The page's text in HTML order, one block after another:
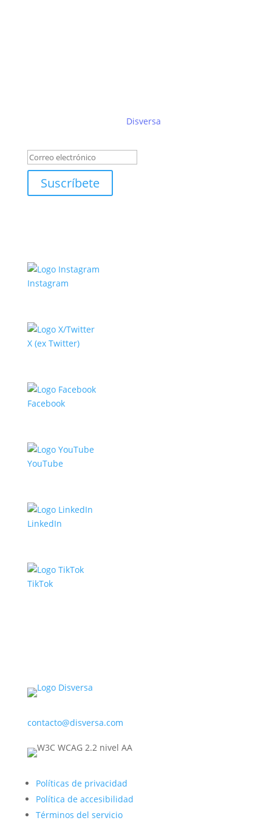
Disversa
Suscríbete
Instagram
X (ex Twitter)
Facebook
YouTube
LinkedIn
TikTok
contacto@disversa.com
Políticas de privacidad
Política de accesibilidad
Términos del servicio